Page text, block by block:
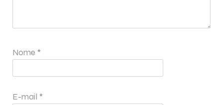
Nome *
E-mail *